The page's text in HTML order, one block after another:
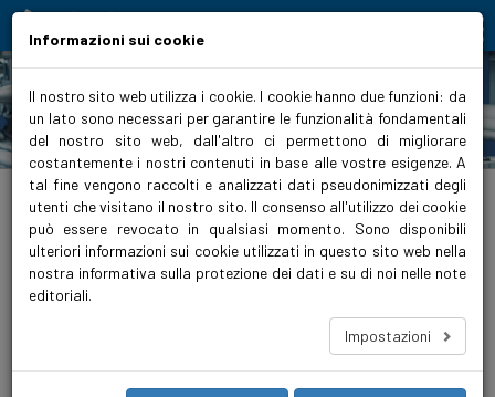
Prodotti
Home > Prodotti > Riscaldamento > Pompe in linea > non regolate > VariA RED
VariA 65-12 475 4 2.2 RED
La VariA è una pompa in linea compatta, a portata costante,
per impianti di riscaldamento di dimensioni da medie a grandi.
fornire la pompa giusta per qualsiasi valore di esercizio.
Informazioni sui cookie
Il nostro sito web utilizza i cookie. I cookie hanno due funzioni: da
un lato sono necessari per garantire le funzionalità fondamentali
del nostro sito web, dall'altro ci permettono di migliorare
costantemente i nostri contenuti in base alle vostre esigenze. A
tal fine vengono raccolti e analizzati dati pseudonimizzati degli
utenti che visitano il nostro sito. Il consenso all'utilizzo dei cookie
può essere revocato in qualsiasi momento. Sono disponibili
ulteriori informazioni sui cookie utilizzati in questo sito web nella
nostra informativa sulla protezione dei dati e su di noi nelle note
editoriali.
Impostazioni